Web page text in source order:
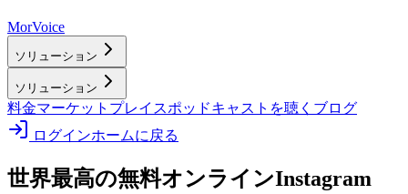
MorVoice
ソリューション
ソリューション
料金マーケットプレイスポッドキャストを聴く ブログ
ログインホームに戻る
世界最高の無料オンラインInstagram